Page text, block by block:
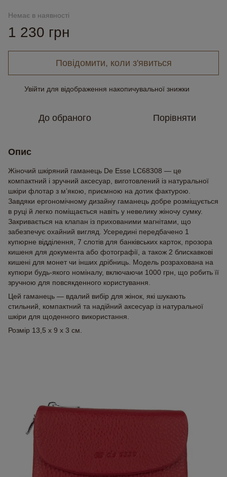
Немає в наявності
1 230 грн
Повідомити, коли з'явиться
Увійти для відображення накопичувальної знижки
До обраного Порівняти
Опис
Жіночий шкіряний гаманець De Esse LC68308 — це
компактний і зручний аксесуар, виготовлений із натуральної
шкіри флотар з м’якою, приємною на дотик фактурою.
Завдяки ергономічному дизайну гаманець добре розміщується
в руці й легко поміщається навіть у невелику жіночу сумку.
Закривається на клапан із прихованими магнітами, що
забезпечує охайний вигляд. Усередині передбачено 1
купюрне відділення, 7 слотів для банківських карток, прозора
кишеня для документа або фотографії, а також 2 блискавкові
кишені для монет чи інших дрібниць. Модель розрахована на
купюри будь-якого номіналу, включаючи 1000 грн, що робить її
зручною для повсякденного користування.
Цей гаманець — вдалий вибір для жінок, які шукають
стильний, компактний та надійний аксесуар із натуральної
шкіри для щоденного використання.
Розмір 13,5 х 9 х 3 см.